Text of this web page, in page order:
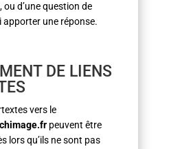
d’une question de
apporter une réponse.
DE LIENS
vers le
peuvent être
lors qu’ils ne sont pas